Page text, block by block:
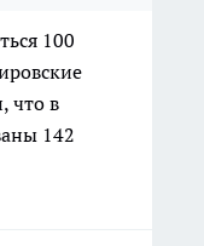
100
что в
142